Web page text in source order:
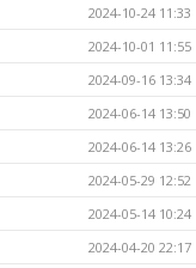
2024-10-24 11:33
2024-10-01 11:55
2024-09-16 13:34
2024-06-14 13:50
2024-06-14 13:26
2024-05-29 12:52
2024-05-14 10:24
2024-04-20 22:17